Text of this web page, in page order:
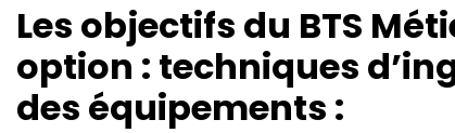
Les objectifs du BTS
option : techniques
des équipements :